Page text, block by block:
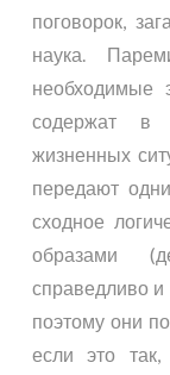
поговорок,
наука.
необходимые
содержат в
жизненных
передают
сходное
образами
справедливо
поэтому они
если это